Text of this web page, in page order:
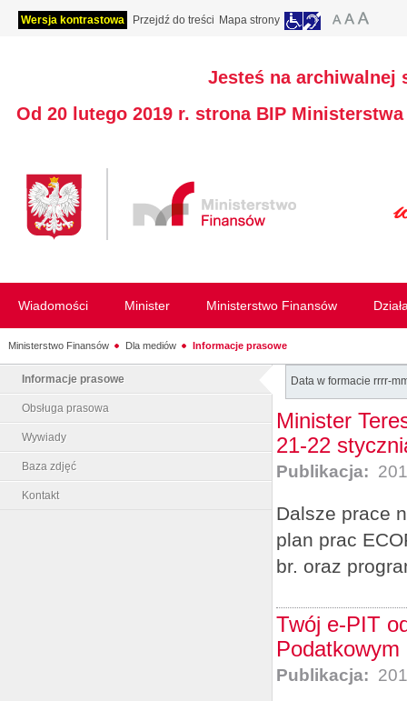
Wersja kontrastowa Przejdź do treści Mapa strony
Jesteś na archiwalnej
Od 20 lutego 2019 r. strona BIP
Wiadomości Minister Ministerstwo Finansów
Ministerstwo Finansów Dla mediów Informacje prasowe
Informacje prasowe
Obsługa prasowa
Wywiady
Baza zdjęć
Kontakt
Data w formacie rrrr-
Minister
21-22
Publikacja:
Dalsze prace
plan prac
br. oraz
Twój e-PIT
Podatkowym
Publikacja: